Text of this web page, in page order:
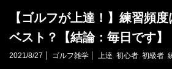
【ゴルフが上達！】練習頻
ベスト？【結論：毎日です】
2021/8/27 ゴルフ雑学 上達, 初心者, 初級者,